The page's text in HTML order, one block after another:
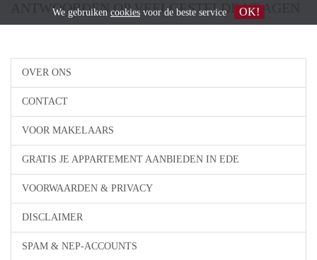
OVER ONS
CONTACT
VOOR MAKELAARS
GRATIS JE APPARTEMENT AANBIEDEN IN EDE
VOORWAARDEN & PRIVACY
DISCLAIMER
SPAM & NEP-ACCOUNTS
ANTWOORDEN OP VEELGESTELDE VRAGEN
We gebruiken cookies voor de beste service OK!